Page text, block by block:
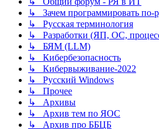
↳ Зачем программировать по-
↳ Русская терминология
↳ Разработки (ЯП, ОС,
↳ БЯМ (LLM)
↳ Кибербезопасность
↳ Кибервыживание-2022
↳ Русский Windows
↳ Прочее
↳ Архивы
↳ Архив тем по ЯОС
↳ Архив про ББЦБ